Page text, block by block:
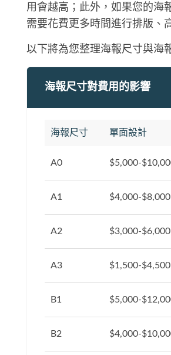
用會越高；此外，如果您的海
需要花費更多時間進行排版、
以下將為您整理海報尺寸與海
海報尺寸對費用的影響
海報尺寸 單面設計
A0 $5,000-
A1 $4,000-$8,000
A2 $3,000-$6,000
A3 $1,500-$4,500
B1 $5,000-
B2 $4,000-